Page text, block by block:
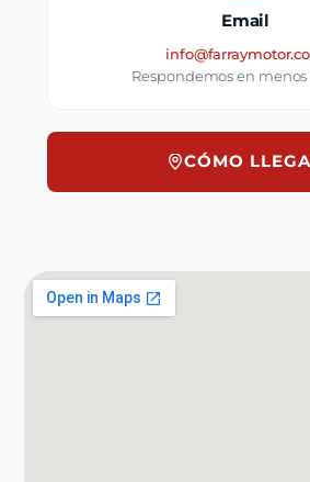
Email
Respondemos en menos
CÓMO